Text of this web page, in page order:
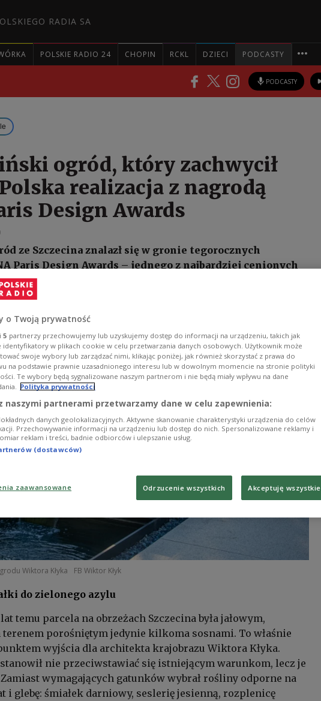
RADIA SA
POLSKIE RADIO 24 CHOPIN RCKL DZIECI PODCASTY
PODCASTY
ogród, który zachwycił
realizacja z nagrodą
Design Awards
ze Szczecina znalazł się w gronie tegorocznych
Paris Design Awards – jednego z najbardziej cenionych
którym międzynarodowe jury wyróżnia projekty łączące
i świadome podejście do przestrzeni.
udowadnia, jak z pozornie nieużytku można
zanurzone w naturze i harmonii.
Wiktora Kłyka FB Wiktor Kłyk
do zielonego azylu
temu parcela na obrzeżach Szczecina była jałowym,
porośniętym jedynie kilkoma sosnami. To właśnie
wyjścia dla architekta krajobrazu Wiktora Kłyka.
nie przeciwstawiać się istniejącym warunkom, lecz je
wymagających gatunków wybrał rośliny odporne na
i glebę: śmiałek darniowy, seslerię jesienną, rozplenicę
o Twoją prywatność
5 partnerzy przechowujemy lub uzyskujemy dostęp do informacji na urządzeniu, takich jak
identyfikatory w plikach cookie w celu przetwarzania danych osobowych. Użytkownik może
swoje wybory lub zarządzać nimi, klikając poniżej, jak również skorzystać z prawa do
na podstawie prawnie uzasadnionego interesu lub w dowolnym momencie na stronie polityki
Te wybory będą sygnalizowane naszym partnerom i nie będą miały wpływu na dane
Polityka prywatności
naszymi partnerami przetwarzamy dane w celu zapewnienia:
danych geolokalizacyjnych. Aktywne skanowanie charakterystyki urządzenia do celów
Przechowywanie informacji na urządzeniu lub dostęp do nich. Spersonalizowane reklamy i
reklam i treści, badnie odbiorców i ulepszanie usług.
(dostawców)
zaawansowane Odrzucenie wszystkich Akceptuję wszystkie